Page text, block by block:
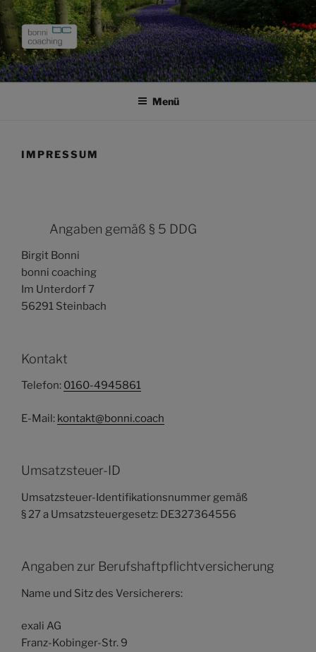
Zum
Inhalt
springen
Menü
IMPRESSUM
Angaben gemäß § 5 DDG
Birgit Bonni
bonni coaching
Im Unterdorf 7
56291 Steinbach
Kontakt
Telefon: 0160-4945861
E-Mail: kontakt@bonni.coach
Umsatzsteuer-ID
Umsatzsteuer-Identifikationsnummer gemäß
§ 27 a Umsatzsteuergesetz: DE327364556
Angaben zur Berufshaftpflichtversicherung
Name und Sitz des Versicherers:
exali AG
Franz-Kobinger-Str. 9